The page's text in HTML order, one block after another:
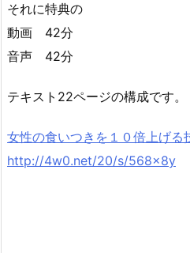
それに特典の
動画 42分
音声 42分
テキスト22ページの構成です。
女性の食いつきを１０倍上げ
http://4w0.net/20/s/568x8y